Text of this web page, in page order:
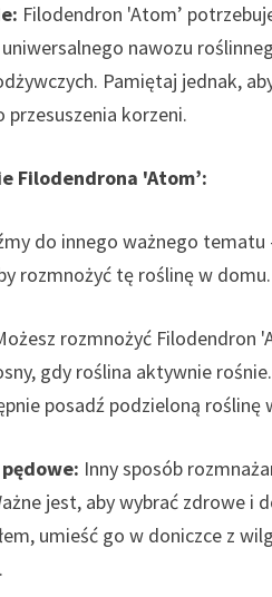
Filodendron 'Atom’
uniwersalnego nawozu
Pamiętaj jednak,
przesuszenia korzeni.
Filodendrona 'Atom’:
do innego ważnego
rozmnożyć tę roślinę w
rozmnożyć Filodendron
gdy roślina aktywnie
posadź podzieloną
Inny sposób
jest, aby wybrać zdrowe i
umieść go w doniczce z